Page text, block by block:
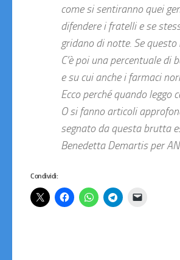
come si sentiranno quei
difendere i fratelli e se
gridano di notte. Se
C’è poi una percentuale
e su cui anche i farmaci
Ecco perché quando
O si fanno articoli
segnato da questa brutta
Benedetta Demartis per
Condividi: